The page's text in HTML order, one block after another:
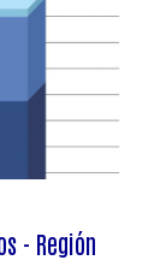
- Región